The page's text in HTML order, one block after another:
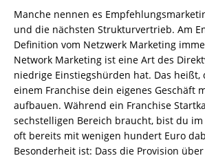
Manche nennen es
und die nächsten Strukturvertrieb. Am
Definition vom Netzwerk Marketing
Network Marketing ist eine Art des
niedrige Einstiegshürden hat. Das heißt,
einem Franchise dein eigenes Geschäft
aufbauen. Während ein Franchise
sechstelligen Bereich braucht, bist du
oft bereits mit wenigen hundert Euro
Besonderheit ist: Dass die Provision